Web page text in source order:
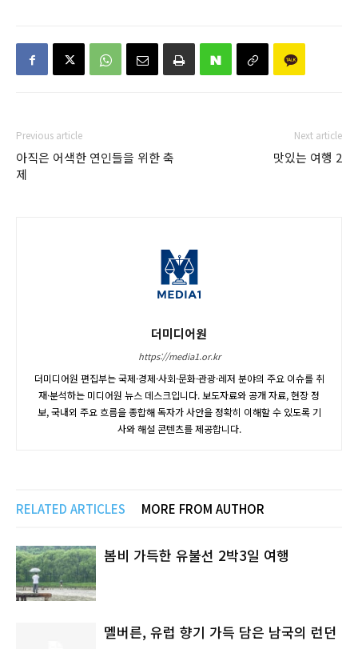
Previous article
아직은 어색한 연인들을 위한 축
제
Next article
맛있는 여행 2
더미디어원
https://media1.or.kr
더미디어원 편집부는 국제·경제·사회·문화·관광·레저 분야의 주요 이슈를 취
재·분석하는 미디어원 뉴스 데스크입니다. 보도자료와 공개 자료, 현장 정
보, 국내외 주요 흐름을 종합해 독자가 사안을 정확히 이해할 수 있도록 기
사와 해설 콘텐츠를 제공합니다.
RELATED ARTICLES MORE FROM AUTHOR
봄비 가득한 유불선 2박3일 여행
멜버른, 유럽 향기 가득 담은 남국의 런던